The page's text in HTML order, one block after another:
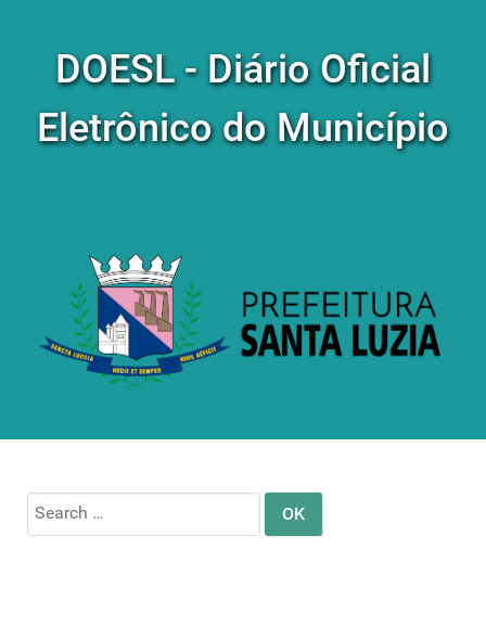
DOESL - Diário Oficial
Eletrônico do Município
Search
for: